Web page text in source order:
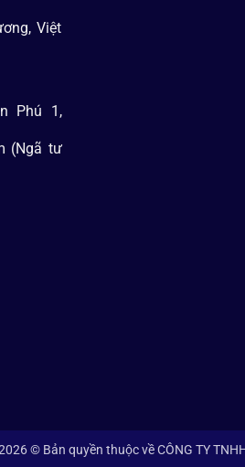
Việt
Phú 1,
(Ngã tư
© Bản quyền thuộc về CÔNG TY